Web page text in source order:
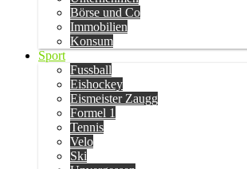
Börse und Co
Immobilien
Konsum
Sport
Fussball
Eishockey
Eismeister Zaugg
Formel 1
Tennis
Velo
Ski